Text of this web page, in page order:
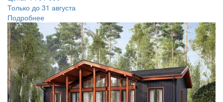
Только до 31 августа
Подробнее